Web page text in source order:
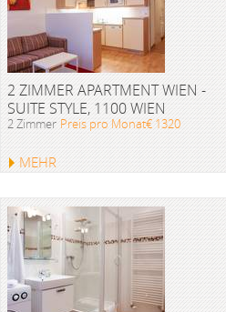
2 ZIMMER APARTMENT WIEN -
SUITE STYLE, 1100 WIEN
2 Zimmer Preis pro Monat€ 1320
MEHR